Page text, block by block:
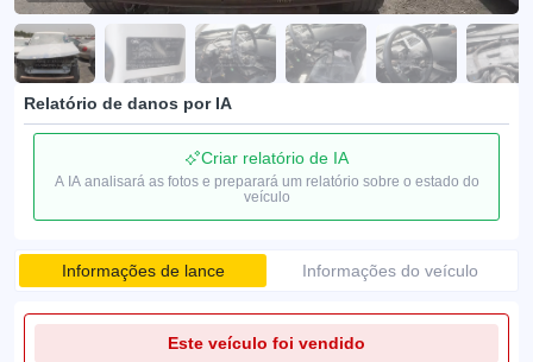
Relatório de danos por IA
Criar relatório de IA
A IA analisará as fotos e preparará um relatório sobre o estado do
veículo
Informações de lance Informações do veículo
Este veículo foi vendido